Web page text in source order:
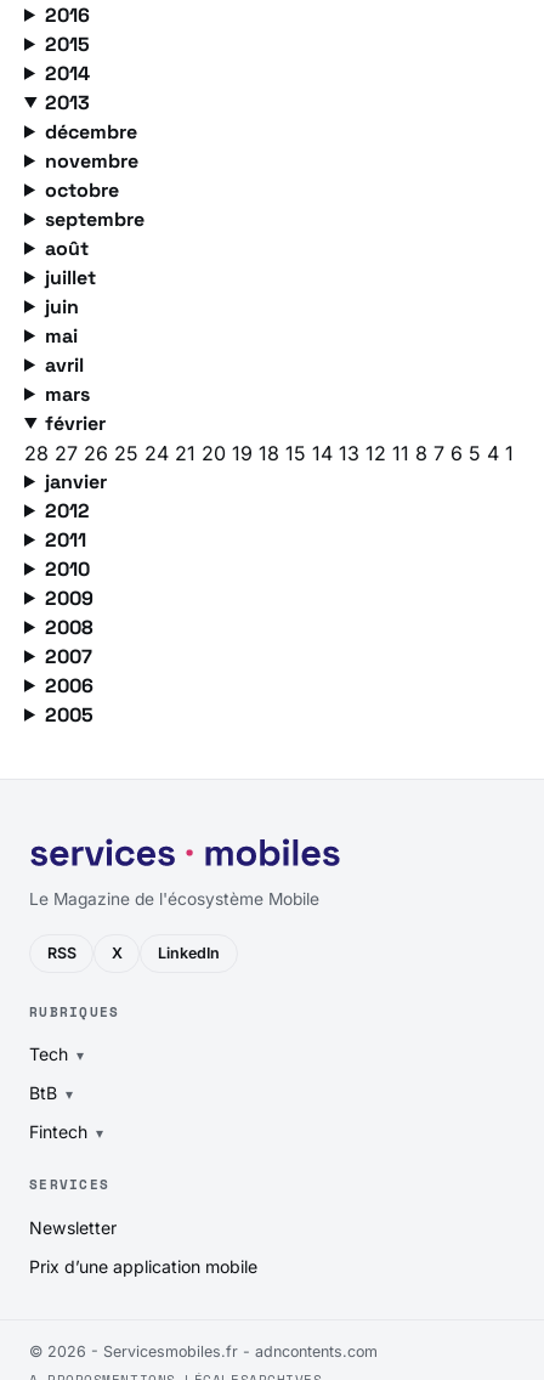
2016
2015
2014
2013
décembre
novembre
octobre
septembre
août
juillet
juin
mai
avril
mars
février
28 27 26 25 24 21 20 19 18 15 14 13 12 11 8 7 6 5 4 1
janvier
2012
2011
2010
2009
2008
2007
2006
2005
Le Magazine de l'écosystème Mobile
RSS X LinkedIn
RUBRIQUES
Tech
BtB
Fintech
SERVICES
Newsletter
Prix d’une application mobile
© 2026 - Servicesmobiles.fr - adncontents.com